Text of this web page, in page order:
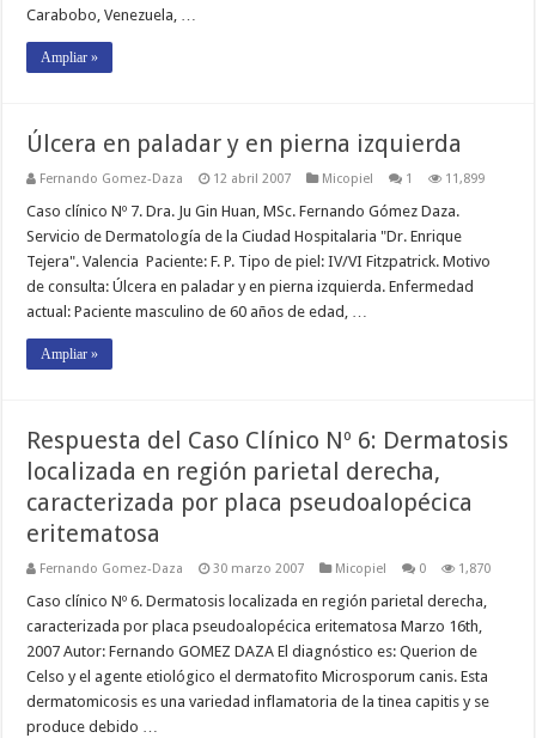
Carabobo, Venezuela, …
Ampliar »
Úlcera en paladar y en pierna izquierda
Fernando Gomez-Daza 12 abril 2007 Micopiel 1 11,899
Caso clínico Nº 7. Dra. Ju Gin Huan, MSc. Fernando Gómez Daza.
Servicio de Dermatología de la Ciudad Hospitalaria "Dr. Enrique
Tejera". Valencia Paciente: F. P. Tipo de piel: IV/VI Fitzpatrick. Motivo
de consulta: Úlcera en paladar y en pierna izquierda. Enfermedad
actual: Paciente masculino de 60 años de edad, …
Ampliar »
Respuesta del Caso Clínico Nº 6: Dermatosis
localizada en región parietal derecha,
caracterizada por placa pseudoalopécica
eritematosa
Fernando Gomez-Daza 30 marzo 2007 Micopiel 0 1,870
Caso clínico Nº 6. Dermatosis localizada en región parietal derecha,
caracterizada por placa pseudoalopécica eritematosa Marzo 16th,
2007 Autor: Fernando GOMEZ DAZA El diagnóstico es: Querion de
Celso y el agente etiológico el dermatofito Microsporum canis. Esta
dermatomicosis es una variedad inflamatoria de la tinea capitis y se
produce debido …